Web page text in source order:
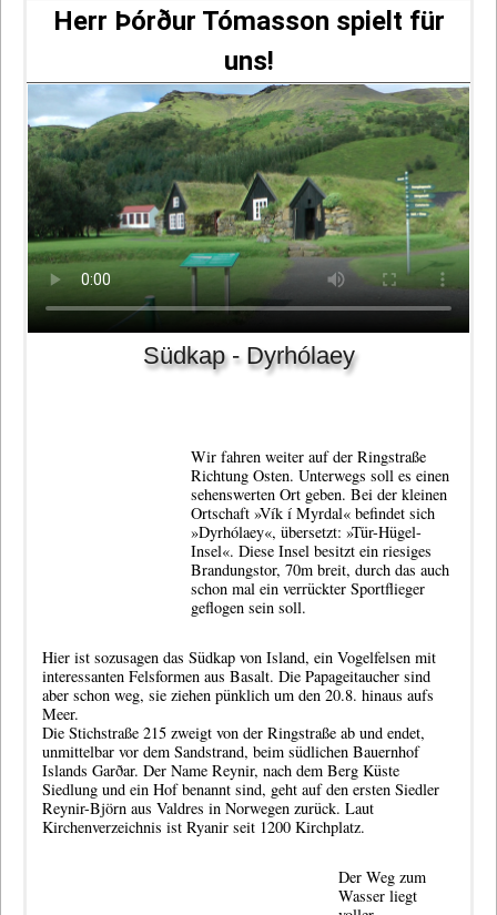
Herr Þórður Tómasson spielt für
uns!
Südkap - Dyrhólaey
Wir fahren weiter auf der Ringstraße
Richtung Osten. Unterwegs soll es einen
sehenswerten Ort geben. Bei der kleinen
Ortschaft »Vík í Myrdal« befindet sich
»Dyrhólaey«, übersetzt: »Tür-Hügel-
Insel«. Diese Insel besitzt ein riesiges
Brandungstor, 70m breit, durch das auch
schon mal ein verrückter Sportflieger
geflogen sein soll.
Hier ist sozusagen das Südkap von Island, ein Vogelfelsen mit
interessanten Felsformen aus Basalt. Die Papageitaucher sind
aber schon weg, sie ziehen pünklich um den 20.8. hinaus aufs
Meer.
Die Stichstraße 215 zweigt von der Ringstraße ab und endet,
unmittelbar vor dem Sandstrand, beim südlichen Bauernhof
Islands Garðar. Der Name Reynir, nach dem Berg Küste
Siedlung und ein Hof benannt sind, geht auf den ersten Siedler
Reynir-Björn aus Valdres in Norwegen zurück. Laut
Kirchenverzeichnis ist Ryanir seit 1200 Kirchplatz.
Der Weg zum
Wasser liegt